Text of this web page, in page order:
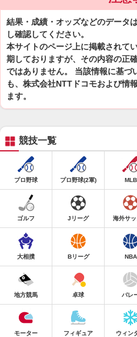
結果・成績・オッズなどのデータ
し確認してください。
本サイトのページ上に掲載されて
期しておりますが、その内容の正
ではありません。 当該情報に基づ
も、株式会社NTTドコモおよび情
ます。
競技一覧
プロ野球 プロ野球(2軍) MLB
ゴルフ Jリーグ 海外サ
大相撲 Bリーグ NBA
地方競馬 卓球 バレ
モーター フィギュア ウィン